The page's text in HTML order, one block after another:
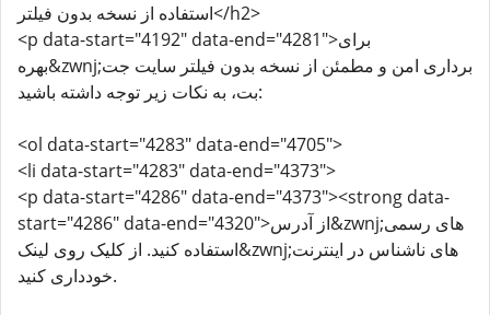
استفاده از نسخه بدون فیلتر</h2>
<p data-start="4192" data-end="4281">برای
بهره&zwnj;برداری امن و مطمئن از نسخه بدون فیلتر سایت جت
بت، به نکات زیر توجه داشته باشید:
<ol data-start="4283" data-end="4705">
<li data-start="4283" data-end="4373">
<p data-start="4286" data-end="4373"><strong data-
start="4286" data-end="4320">از آدرس&zwnj;های رسمی
استفاده کنید. از کلیک روی لینک&zwnj;های ناشناس در اینترنت
خودداری کنید.